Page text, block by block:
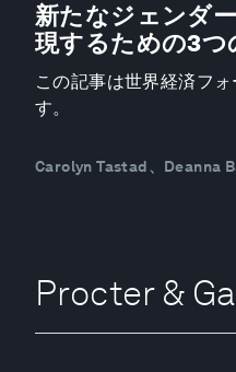
新たなジェンダ
現するための3
この記事は世界経済フ
す。
Carolyn Tastad、Deanna
Procter &